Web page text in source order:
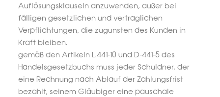
Auflösungsklauseln anzuwenden, außer bei
fälligen gesetzlichen und vertraglichen
Verpflichtungen, die zugunsten des Kunden in
Kraft bleiben.
gemäß den Artikeln L.441-10 und D-441-5 des
Handelsgesetzbuchs muss jeder Schuldner, der
eine Rechnung nach Ablauf der Zahlungsfrist
bezahlt, seinem Gläubiger eine pauschale